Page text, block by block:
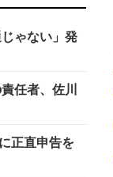
ゃない」発
任者、佐川
正直申告を